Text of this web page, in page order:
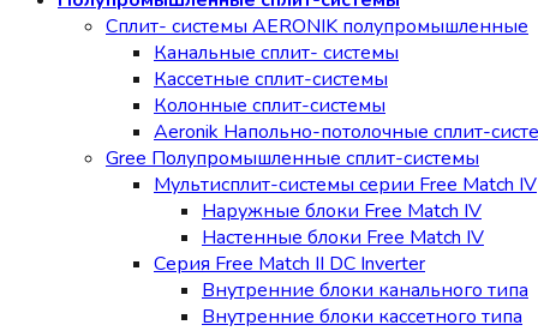
Сплит- системы AERONIK полупромышленные
Канальные сплит- системы
Кассетные сплит-системы
Колонные сплит-системы
Aeronik Напольно-потолочные сплит-
Gree Полупромышленные сплит-системы
Мультисплит-системы cерии Free Match IV
Наружные блоки Free Match IV
Настенные блоки Free Match IV
Серия Free Match II DC Inverter
Внутренние блоки канального типа
Внутренние блоки кассетного типа